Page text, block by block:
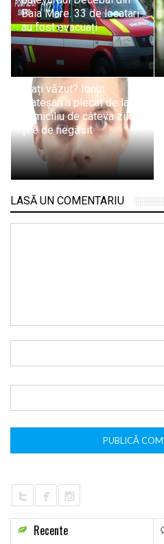
Baia Mare. 33 de locatari
au fost evacuați
L-ați văzut? Ionuț
Mateșan a plecat de la
domiciliu de câteva zile
și e de negăsit
LASĂ UN COMENTARIU
Recente